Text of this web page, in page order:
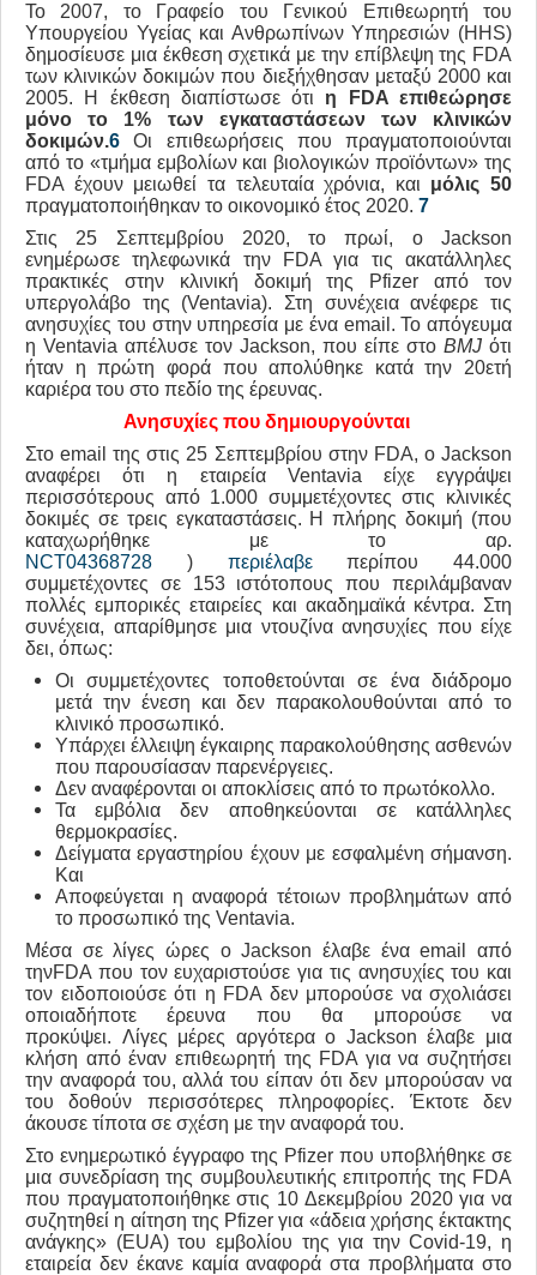
Το 2007, το Γραφείο του Γενικού Επιθεωρητή του
Υπουργείου Υγείας και Ανθρωπίνων Υπηρεσιών (HHS)
δημοσίευσε μια έκθεση σχετικά με την επίβλεψη της FDA
των κλινικών δοκιμών που διεξήχθησαν μεταξύ 2000 και
2005. Η έκθεση διαπίστωσε ότι η FDAεπιθεώρησε
μόνο το 1% των εγκαταστάσεων των κλινικών
δοκιμών.6 Οι επιθεωρήσεις που πραγματοποιούνται
από το «τμήμα εμβολίων και βιολογικών προϊόντων» της
FDA έχουν μειωθεί τα τελευταία χρόνια, και μόλις 50
πραγματοποιήθηκαν το οικονομικό έτος 2020. 7
Στις 25 Σεπτεμβρίου 2020, το πρωί, ο Jackson
ενημέρωσε τηλεφωνικά την FDA για τις ακατάλληλες
πρακτικές στην κλινική δοκιμή της Pfizer από τον
υπεργολάβο της (Ventavia). Στη συνέχεια ανέφερε τις
ανησυχίες του στην υπηρεσία με ένα email. Το απόγευμα
η Ventavia απέλυσε τον Jackson, που είπε στο BMJ ότι
ήταν η πρώτη φορά που απολύθηκε κατά την 20ετή
καριέρα του στο πεδίο της έρευνας.
Ανησυχίες που δημιουργούνται
Στο email της στις 25 Σεπτεμβρίου στην FDA, o Jackson
αναφέρει ότι η εταιρεία Ventavia είχε εγγράψει
περισσότερους από 1.000 συμμετέχοντες στις κλινικές
δοκιμές σε τρεις εγκαταστάσεις. Η πλήρης δοκιμή (που
καταχωρήθηκε με το αρ.
NCT04368728 ) περιέλαβεπερίπου 44.000
συμμετέχοντες σε 153 ιστότοπους που περιλάμβαναν
πολλές εμπορικές εταιρείες και ακαδημαϊκά κέντρα. Στη
συνέχεια, απαρίθμησε μια ντουζίνα ανησυχίες που είχε
δει, όπως:
Οι συμμετέχοντες τοποθετούνται σε ένα διάδρομο
μετά την ένεση και δεν παρακολουθούνται από το
κλινικό προσωπικό.
Υπάρχει έλλειψη έγκαιρης παρακολούθησης ασθενών
που παρουσίασαν παρενέργειες.
Δεν αναφέρονται οι αποκλίσεις από το πρωτόκολλο.
Τα εμβόλια δεν αποθηκεύονται σε κατάλληλες
θερμοκρασίες.
Δείγματα εργαστηρίου έχουν με εσφαλμένη σήμανση.
Και
Αποφεύγεται η αναφορά τέτοιων προβλημάτων από
το προσωπικό της Ventavia.
Μέσα σε λίγες ώρες ο Jackson έλαβε ένα email από
τηνFDA που τον ευχαριστούσε για τις ανησυχίες του και
τον ειδοποιούσε ότι η FDA δεν μπορούσε να σχολιάσει
οποιαδήποτε έρευνα που θα μπορούσε να
προκύψει. Λίγες μέρες αργότερα ο Jackson έλαβε μια
κλήση από έναν επιθεωρητή της FDA για να συζητήσει
την αναφορά του, αλλά του είπαν ότι δεν μπορούσαν να
του δοθούν περισσότερες πληροφορίες. Έκτοτε δεν
άκουσε τίποτα σε σχέση με την αναφορά του.
Στο ενημερωτικό έγγραφο της Pfizer που υποβλήθηκε σε
μια συνεδρίαση της συμβουλευτικής επιτροπής της FDA
που πραγματοποιήθηκε στις 10 Δεκεμβρίου 2020 για να
συζητηθεί η αίτηση της Pfizer για «άδεια χρήσης έκτακτης
ανάγκης» (EUA) του εμβολίου της για την Covid-19, η
εταιρεία δεν έκανε καμία αναφορά στα προβλήματα στο